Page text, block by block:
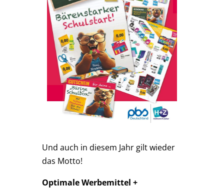
Und auch in diesem Jahr gilt wieder
das Motto!
Optimale Werbemittel +